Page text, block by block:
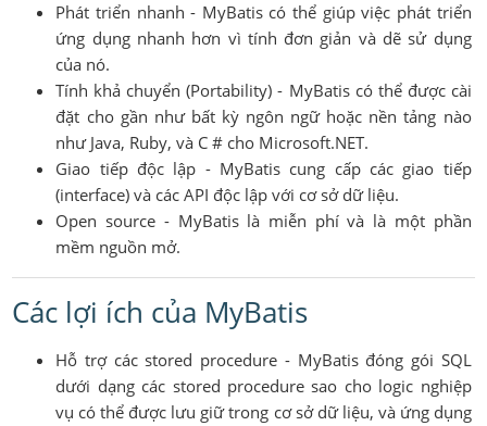
Phát triển nhanh - MyBatis có thể giúp việc phát triển
ứng dụng nhanh hơn vì tính đơn giản và dẽ sử dụng
của nó.
Tính khả chuyển (Portability) - MyBatis có thể được cài
đặt cho gần như bất kỳ ngôn ngữ hoặc nền tảng nào
như Java, Ruby, và C # cho Microsoft.NET.
Giao tiếp độc lập - MyBatis cung cấp các giao tiếp
(interface) và các API độc lập với cơ sở dữ liệu.
Open source - MyBatis là miễn phí và là một phần
mềm nguồn mở.
Các lợi ích của MyBatis
Hỗ trợ các stored procedure - MyBatis đóng gói SQL
dưới dạng các stored procedure sao cho logic nghiệp
vụ có thể được lưu giữ trong cơ sở dữ liệu, và ứng dụng